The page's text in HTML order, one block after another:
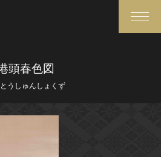
らに詳細検索
頭春色図
とうしゅんしょくず